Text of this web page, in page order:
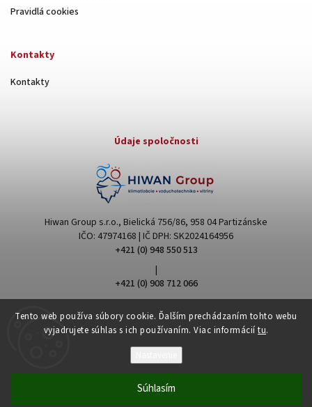
Tento web používa súbory cookie. Ďalším prechádzaním tohto webu
vyjadrujete súhlas s ich používaním. Viac informácií tu.
Súhlasím
Pravidlá cookies
Kontakty
Kontakty
Údaje spoločnosti
Hiwan Group s.r.o., Bielická 756/86, 958 04 Partizánske
IČO: 47974168 | IČ DPH: SK2024164956
+421 (0) 948 550 513
|
+421 (0) 908 712 066
hiwangroup@hiwangroup.com
Copyright 2026Hiwan Group. Všetky práva vyhradené.